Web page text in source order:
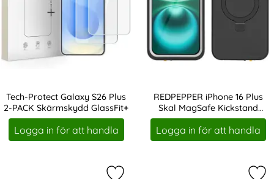
Tech-Protect Galaxy S26 Plus
2-PACK Skärmskydd GlassFit+
Art. nr 246776
Logga in för att handla
REDPEPPER iPhone 16 Plus
Skal MagSafe Kickstand
Vattentät IP68
Art. nr 246307
Logga in för att handla